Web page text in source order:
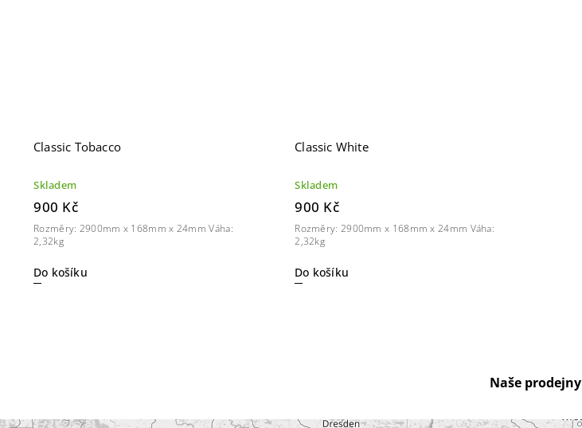
Classic Tobacco
Skladem
900 Kč
Do košíku
Rozměry: 2900mm x 168mm x 24mm Váha:
2,32kg
Classic White
Skladem
900 Kč
Do košíku
Rozměry: 2900mm x 168mm x 24mm Váha:
2,32kg
Naše prodejny